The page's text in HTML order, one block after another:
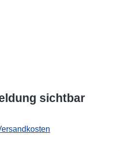
sichtbar